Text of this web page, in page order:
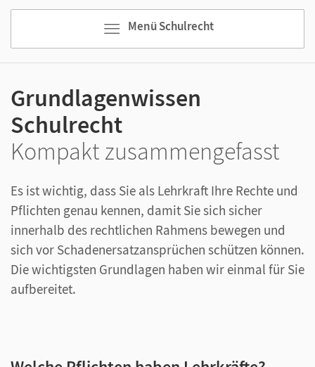
Menü Schulrecht
Grundlagenwissen
Schulrecht
Kompakt zusammengefasst
Es ist wichtig, dass Sie als Lehrkraft Ihre Rechte und
Pflichten genau kennen, damit Sie sich sicher
innerhalb des rechtlichen Rahmens bewegen und
sich vor Schadenersatzansprüchen schützen können.
Die wichtigsten Grundlagen haben wir einmal für Sie
aufbereitet.